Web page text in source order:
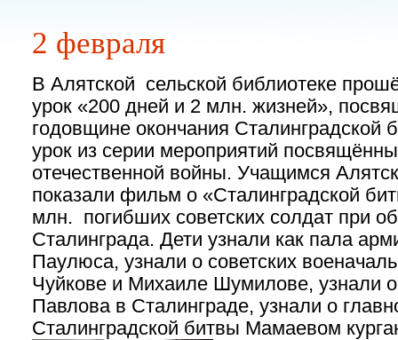
2 февраля
В Алятской сельской библиотеке
урок «200 дней и 2 млн. жизней»,
годовщине окончания Сталинградской
урок из серии мероприятий
отечественной войны. Учащимся
показали фильм о «Сталинградской
млн. погибших советских солдат при
Сталинграда. Дети узнали как пала
Паулюса, узнали о советских
Чуйкове и Михаиле Шумилове, узнали
Павлова в Сталинграде, узнали о
Сталинградской битвы Мамаевом